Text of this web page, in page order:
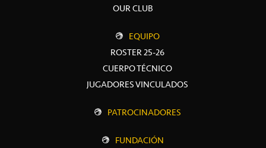
OUR CLUB
EQUIPO
ROSTER 25-26
CUERPO TÉCNICO
JUGADORES VINCULADOS
PATROCINADORES
FUNDACIÓN